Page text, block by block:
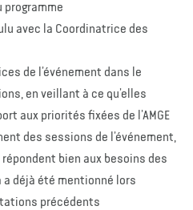
programme
avec la Coordinatrice des
de l’événement dans le
en veillant à ce qu’elles
aux priorités fixées de l’AMGE
des sessions de l’événement,
bien aux besoins des
a déjà été mentionné lors
précédents